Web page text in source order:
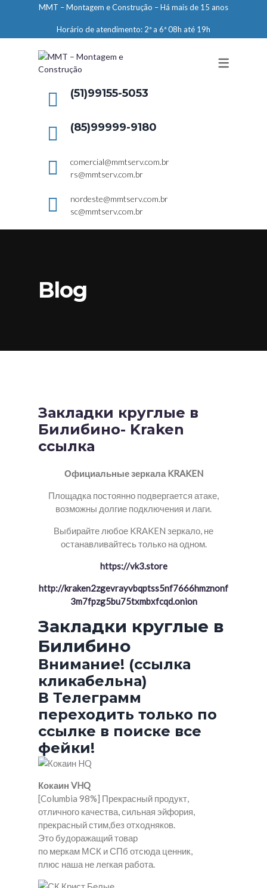
ENGENHARIA
LIMPEZA E CONSERVAÇÃO
MANUTENÇÃO PREDIAL
ELEVADORES – PREPARAÇÃO DE
MMT – Montagem e Construção – Há mais de 15 anos
Horário de atendimento: 2ª a 6ª 08h até 19h
(51)99155-5053
(85)99999-9180
comercial@mmtserv.com.br
rs@mmtserv.com.br
nordeste@mmtserv.com.br
sc@mmtserv.com.br
Blog
Закладки круглые в
Билибино- Kraken
ссылка
Официальные зеркала KRAKEN
Площадка постоянно подвергается атаке,
возможны долгие подключения и лаги.
Выбирайте любое KRAKEN зеркало, не
останавливайтесь только на одном.
https://vk3.store
http://kraken2zgevrayvbqptss5nf7666hmznonf
3m7fpzg5bu75txmbxfcqd.onion
Закладки круглые в
Билибино
Внимание! (ссылка
кликабельна)
В Телеграмм
переходить только по
ссылке в поиске все
фейки!
Кокаин VHQ
[Columbia 98%] Прекрасный продукт,
отличного качества, сильная эйфория,
прекрасный стим,без отходняков.
Это будоражащий товар
по меркам МСК и СПб отсюда ценник,
плюс наша не легкая работа.